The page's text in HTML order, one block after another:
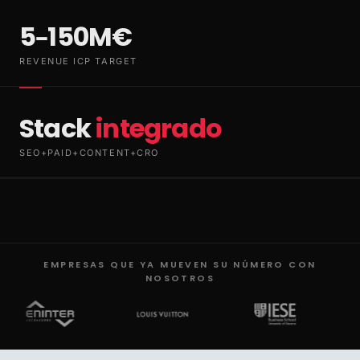
5–150M€
REVENUE ICP TARGET
Stackintegrado
SEO+PAID+CONTENT+CRO
EMPRESAS QUE YA MUEVEN SU NÚMERO CON
NOSOTROS